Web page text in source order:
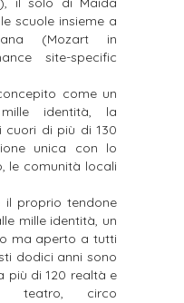
scuole insieme a
(Mozart in
site-specific
come un
identità, la
di più di 130
unica con lo
le comunità locali
il proprio tendone
mille identità, un
ma aperto a tutti
dodici anni sono
più di 120 realtà e
teatro, circo